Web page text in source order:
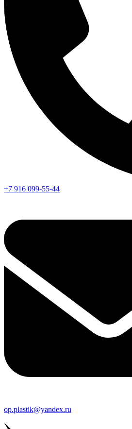
+7 916 099-55-44
op.plastik@yandex.ru